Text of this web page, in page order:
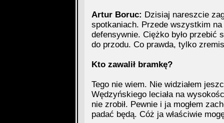
Artur Boruc: Dzisiaj nareszcie
spotkaniach. Przede wszystkim na
defensywnie. Ciężko było przebić
do przodu. Co prawda, tylko
Kto zawalił bramkę?
Tego nie wiem. Nie widziałem
Wędzyńskiego leciała na
nie zrobił. Pewnie i ja mogłem
padać będą. Cóż ja właściwie